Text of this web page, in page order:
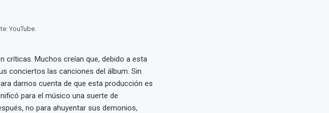
YouTube.
Muchos creían que, debido a esta
conciertos las canciones del álbum. Sin
darnos cuenta de que esta producción es
para el músico una suerte de
no para ahuyentar sus demonios,